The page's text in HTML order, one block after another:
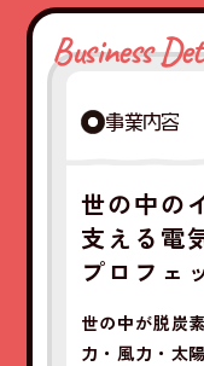
Business
事業内容
世の中の
支える電
プロフェ
世の中が脱炭
力・風力・太